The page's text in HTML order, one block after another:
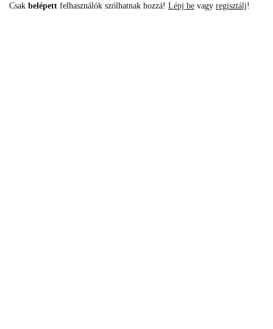
Csak belépett felhasználók szólhatnak hozzá! Lépj be vagy regisztálj!